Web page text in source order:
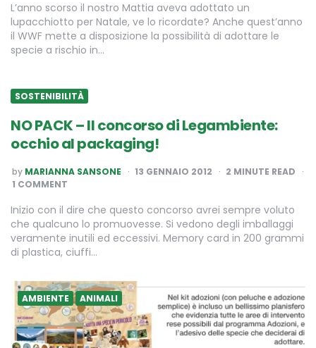
L’anno scorso il nostro Mattia aveva adottato un
lupacchiotto per Natale, ve lo ricordate? Anche quest’anno
il WWF mette a disposizione la possibilità di adottare le
specie a rischio in…
SOSTENIBILITÀ
NO PACK – Il concorso di Legambiente:
occhio al packaging!
POSTED
BY
by MARIANNA SANSONE 13 GENNAIO 2012 2 MINUTE READ
1 COMMENT
Inizio con il dire che questo concorso avrei sempre voluto
che qualcuno lo promuovesse. Si vedono degli imballaggi
veramente inutili ed eccessivi. Memory card in 200 grammi
di plastica, ciuffi…
AMBIENTE ANIMALI